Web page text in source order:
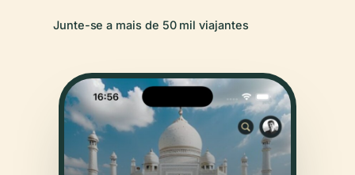
Junte-se a mais de 50 mil viajantes